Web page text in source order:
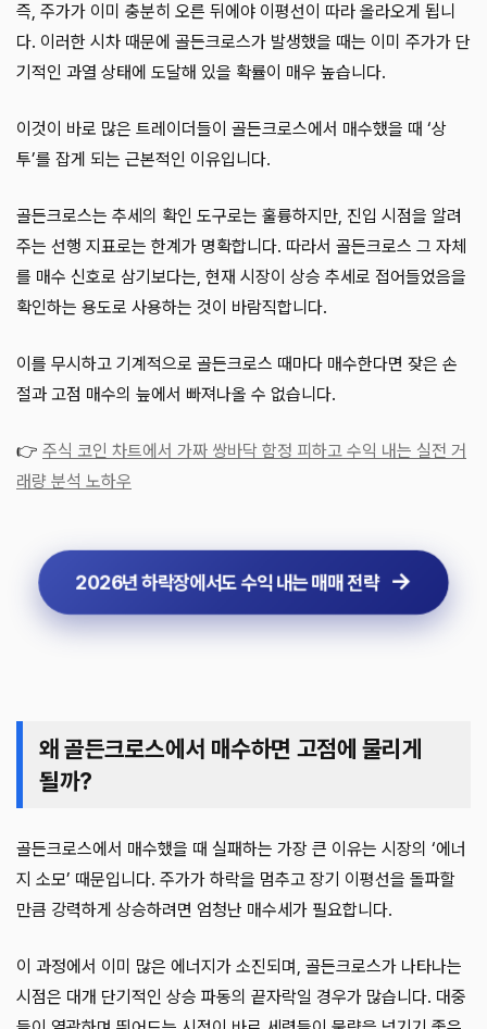
즉, 주가가 이미 충분히 오른 뒤에야 이평선이 따라 올라오게 됩니
다. 이러한 시차 때문에 골든크로스가 발생했을 때는 이미 주가가 단
기적인 과열 상태에 도달해 있을 확률이 매우 높습니다.
이것이 바로 많은 트레이더들이 골든크로스에서 매수했을 때 ‘상
투’를 잡게 되는 근본적인 이유입니다.
골든크로스는 추세의 확인 도구로는 훌륭하지만, 진입 시점을 알려
주는 선행 지표로는 한계가 명확합니다. 따라서 골든크로스 그 자체
를 매수 신호로 삼기보다는, 현재 시장이 상승 추세로 접어들었음을
확인하는 용도로 사용하는 것이 바람직합니다.
이를 무시하고 기계적으로 골든크로스 때마다 매수한다면 잦은 손
절과 고점 매수의 늪에서 빠져나올 수 없습니다.
👉 주식 코인 차트에서 가짜 쌍바닥 함정 피하고 수익 내는 실전 거
래량 분석 노하우
2026년 하락장에서도 수익 내는 매매 전략
왜 골든크로스에서 매수하면 고점에 물리게
될까?
골든크로스에서 매수했을 때 실패하는 가장 큰 이유는 시장의 ‘에너
지 소모’ 때문입니다. 주가가 하락을 멈추고 장기 이평선을 돌파할
만큼 강력하게 상승하려면 엄청난 매수세가 필요합니다.
이 과정에서 이미 많은 에너지가 소진되며, 골든크로스가 나타나는
시점은 대개 단기적인 상승 파동의 끝자락일 경우가 많습니다. 대중